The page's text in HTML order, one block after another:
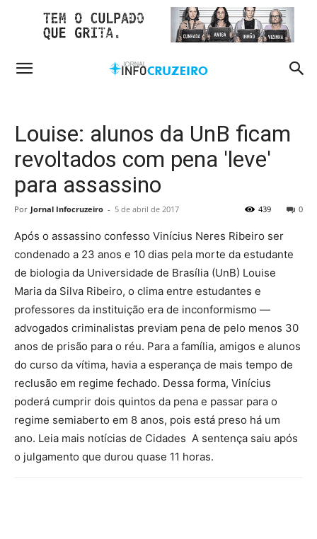
Louise: alunos da UnB ficam
revoltados com pena 'leve'
para assassino
Por Jornal Infocruzeiro - 5 de abril de 2017 0
439
Após o assassino confesso Vinícius Neres Ribeiro ser
condenado a 23 anos e 10 dias pela morte da estudante
de biologia da Universidade de Brasília (UnB) Louise
Maria da Silva Ribeiro, o clima entre estudantes e
professores da instituição era de inconformismo —
advogados criminalistas previam pena de pelo menos 30
anos de prisão para o réu. Para a família, amigos e alunos
do curso da vítima, havia a esperança de mais tempo de
reclusão em regime fechado. Dessa forma, Vinícius
poderá cumprir dois quintos da pena e passar para o
regime semiaberto em 8 anos, pois está preso há um
ano. Leia mais notícias de Cidades A sentença saiu após
o julgamento que durou quase 11 horas.